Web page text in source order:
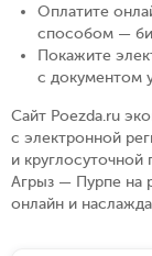
Оплатите
способом —
Покажите
с документом
Сайт Poezda.ru
с электронной
и
Агрыз — Пурпе на
онлайн и